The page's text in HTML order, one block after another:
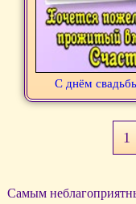
С днём
1
Самым